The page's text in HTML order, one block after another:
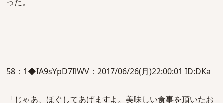
58：1◆IA9sYpD7IlWV：2017/06/26(月)22:00:01 ID:DKa
「じゃあ、ほぐしてあげますよ。美味しい食事を頂いたお